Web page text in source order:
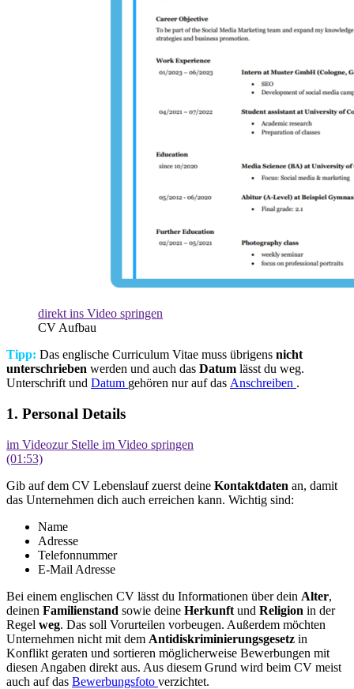
direkt ins Video springen
CV Aufbau
Tipp: Das englische Curriculum Vitae muss übrigens nicht
unterschrieben werden und auch das Datum lässt du weg.
Unterschrift und Datum gehören nur auf das Anschreiben .
1. Personal Details
im Videozur Stelle im Video springen
(01:53)
Gib auf dem CV Lebenslauf zuerst deine Kontaktdaten an, damit
das Unternehmen dich auch erreichen kann. Wichtig sind:
Name
Adresse
Telefonnummer
E-Mail Adresse
Bei einem englischen CV lässt du Informationen über dein Alter,
deinen Familienstand sowie deine Herkunft und Religion in der
Regel weg. Das soll Vorurteilen vorbeugen. Außerdem möchten
Unternehmen nicht mit dem Antidiskriminierungsgesetz in
Konflikt geraten und sortieren möglicherweise Bewerbungen mit
diesen Angaben direkt aus. Aus diesem Grund wird beim CV meist
auch auf das Bewerbungsfoto verzichtet.